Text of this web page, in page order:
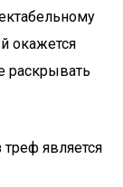
окажется
раскрывать
является